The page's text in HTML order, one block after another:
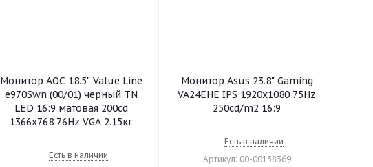
Монитор AOC 18.5" Value Line
e970Swn (00/01) черный TN
LED 16:9 матовая 200cd
1366x768 76Hz VGA 2.15кг
Есть в наличии
Монитор Asus 23.8" Gaming
VA24EHE IPS 1920x1080 75Hz
250cd/m2 16:9
Есть в наличии
Артикул: 00-00138369